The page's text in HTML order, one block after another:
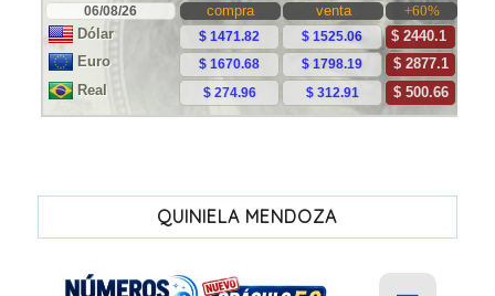
QUINIELA MENDOZA